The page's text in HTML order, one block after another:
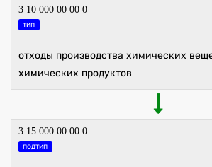
3 10 000 00 00 0
тип
отходы производства химических
химических продуктов
3 15 000 00 00 0
подтип